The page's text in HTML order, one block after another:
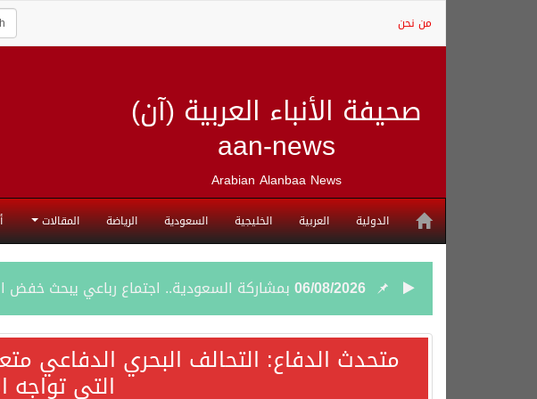
من نحن
صحيفة الأنباء العربية (آن)
aan-news
Arabian Alanbaa News
الدولية العربية الخليجية السعودية الرياضة المقالات
06/08/2026 بمشاركة السعودية.. اجتماع رباعي يبحث خفض
05/08/2026وزير الخارجية السعودي: جميع إجراءات
متحدث الدفاع: التحالف البحري الدفاعي
التي تواجه